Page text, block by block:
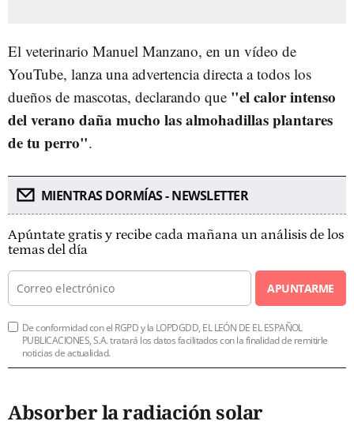
El veterinario Manuel Manzano, en un vídeo de
YouTube, lanza una advertencia directa a todos los
dueños de mascotas, declarando que "el calor intenso
del verano daña mucho las almohadillas plantares
de tu perro".
MIENTRAS DORMÍAS - NEWSLETTER
Apúntate gratis y recibe cada mañana un análisis de los
temas del día
APUNTARME
De conformidad con el RGPD y la LOPDGDD, EL LEÓN DE EL ESPAÑOL
PUBLICACIONES, S.A. tratará los datos facilitados con la finalidad de remitirle
noticias de actualidad.
Absorber la radiación solar